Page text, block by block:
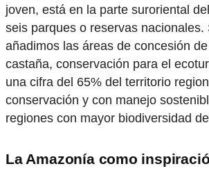
joven, está en la parte suroriental
seis parques o reservas nacionales.
añadimos las áreas de concesión
castaña, conservación para el
una cifra del 65% del territorio
conservación y con manejo
regiones con mayor biodiversidad
La Amazonía como